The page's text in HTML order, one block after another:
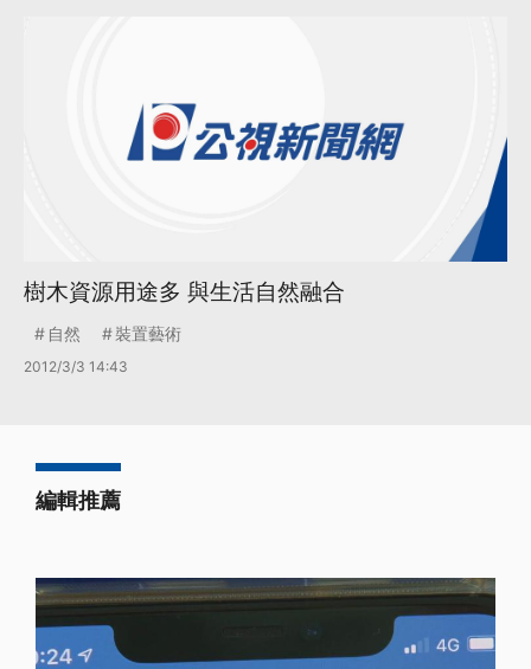
樹木資源用途多 與生活自然融合
自然 裝置藝術
2012/3/3 14:43
編輯推薦